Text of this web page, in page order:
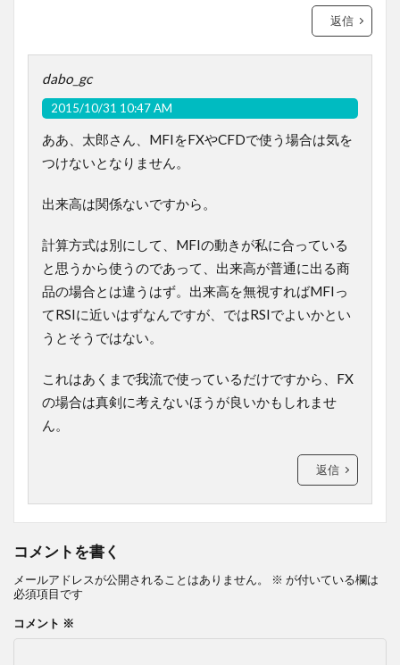
返信
dabo_gc
2015/10/31 10:47 AM
ああ、太郎さん、MFIをFXやCFDで使う場合は気を
つけないとなりません。
出来高は関係ないですから。
計算方式は別にして、MFIの動きが私に合っている
と思うから使うのであって、出来高が普通に出る商
品の場合とは違うはず。出来高を無視すればMFIっ
てRSIに近いはずなんですが、ではRSIでよいかとい
うとそうではない。
これはあくまで我流で使っているだけですから、FX
の場合は真剣に考えないほうが良いかもしれませ
ん。
返信
コメントを書く
メールアドレスが公開されることはありません。 ※ が付いている欄は
必須項目です
コメント ※